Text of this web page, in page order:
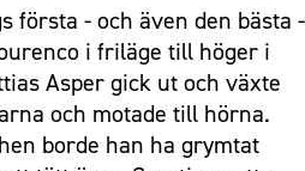
första - och även den bästa -
i friläge till höger i
Asper gick ut och växte
och motade till hörna.
borde han ha grymtat